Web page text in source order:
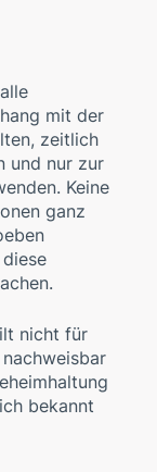
mit der
zeitlich
und nur zur
Keine
ganz
nicht für
bekannt